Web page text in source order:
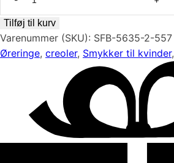
forgyldt
sølv
Susanne
Bjørner
Tilføj til kurv
Varenummer (SKU): SFB-5635-2-557
Øreringe, creoler, Smykker til kvinder,